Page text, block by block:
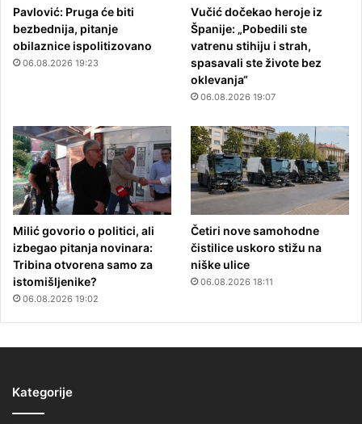
Pavlović: Pruga će biti
bezbednija, pitanje
obilaznice ispolitizovano
06.08.2026 19:23
Vučić dočekao heroje iz
Španije: „Pobedili ste
vatrenu stihiju i strah,
spasavali ste živote bez
oklevanja“
06.08.2026 19:07
Milić govorio o politici, ali
izbegao pitanja novinara:
Tribina otvorena samo za
istomišljenike?
06.08.2026 19:02
Četiri nove samohodne
čistilice uskoro stižu na
niške ulice
06.08.2026 18:11
Kategorije